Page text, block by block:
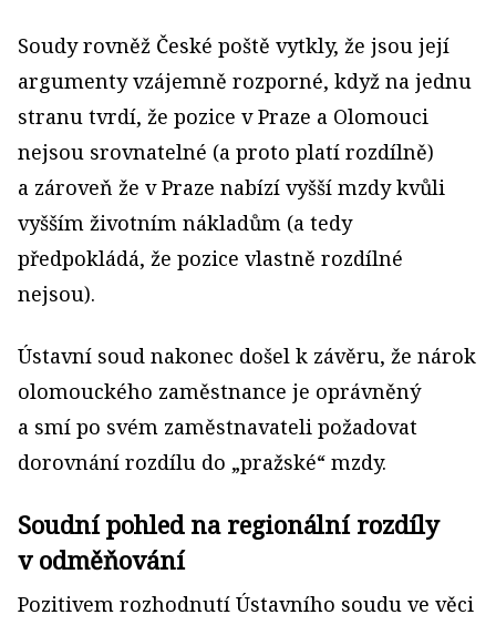
Soudy rovněž České poště vytkly, že jsou její
argumenty vzájemně rozporné, když na jednu
stranu tvrdí, že pozice v Praze a Olomouci
nejsou srovnatelné (a proto platí rozdílně)
a zároveň že v Praze nabízí vyšší mzdy kvůli
vyšším životním nákladům (a tedy
předpokládá, že pozice vlastně rozdílné
nejsou).
Ústavní soud nakonec došel k závěru, že nárok
olomouckého zaměstnance je oprávněný
a smí po svém zaměstnavateli požadovat
dorovnání rozdílu do „pražské“ mzdy.
Soudní pohled na regionální rozdíly
v odměňování
Pozitivem rozhodnutí Ústavního soudu ve věci